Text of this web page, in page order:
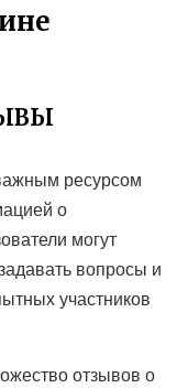
ресурсом
о
могут
вопросы и
участников
отзывов о